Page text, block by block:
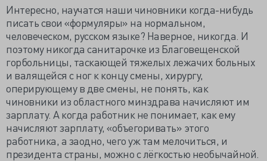
Интересно, научатся наши чиновники когда-нибудь
писать свои «формуляры» на нормальном,
человеческом, русском языке? Наверное, никогда. И
поэтому никогда санитарочке из Благовещенской
горбольницы, таскающей тяжелых лежачих больных
и валящейся с ног к концу смены, хирургу,
оперирующему в две смены, не понять, как
чиновники из областного минздрава начисляют им
зарплату. А когда работник не понимает, как ему
начисляют зарплату, «объегоривать» этого
работника, а заодно, чего уж там мелочиться, и
президента страны, можно с лёгкостью необычайной.